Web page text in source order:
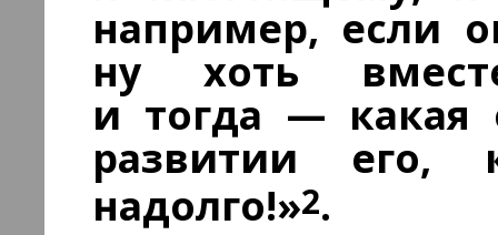
например, если
ну хоть
и тогда — какая
развитии
надолго!»2.